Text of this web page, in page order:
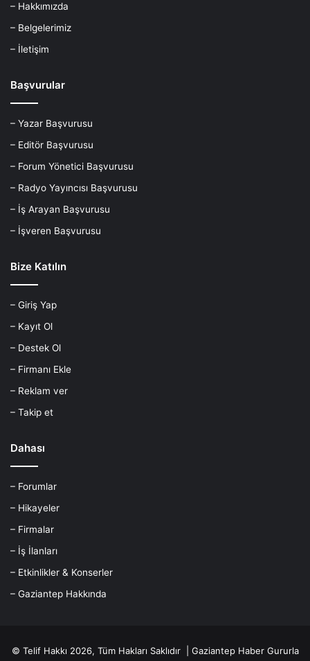
– Hakkımızda
– Belgelerimiz
– İletişim
Başvurular
– Yazar Başvurusu
– Editör Başvurusu
– Forum Yönetici Başvurusu
– Radyo Yayıncısı Başvurusu
– İş Arayan Başvurusu
– İşveren Başvurusu
Bize Katılın
– Giriş Yap
– Kayıt Ol
– Destek Ol
– Firmanı Ekle
– Reklam ver
– Takip et
Dahası
– Forumlar
– Hikayeler
– Firmalar
– İş İlanları
– Etkinlikler & Konserler
– Gaziantep Hakkında
© Telif Hakkı 2026, Tüm Hakları Saklıdır | Gaziantep HaberGururla